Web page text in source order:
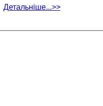
Детальніше...>>